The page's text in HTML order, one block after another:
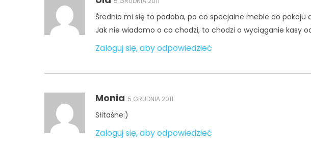
Średnio mi się to podoba, po co specjalne meble do
Jak nie wiadomo o co chodzi, to chodzi o wyciąganie kasy
Zaloguj się, aby odpowiedzieć
Monia 5 GRUDNIA 2011
Słitaśne:)
Zaloguj się, aby odpowiedzieć